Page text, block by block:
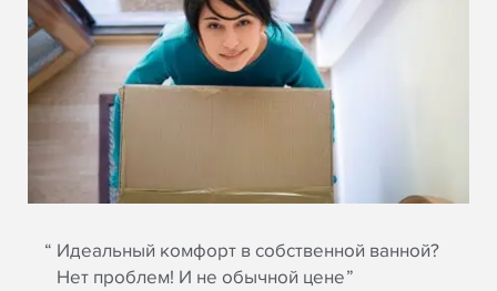
Идеальный комфорт в собственной ванной?
Нет проблем! И не обычной цене